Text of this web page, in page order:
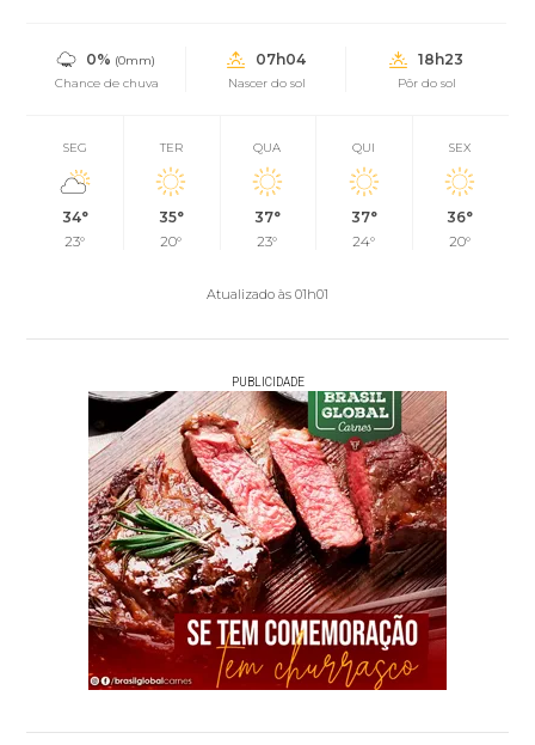
0% (0mm)
Chance de chuva
07h04
Nascer do sol
18h23
Pôr do sol
SEG
34°
23°
TER
35°
20°
QUA
37°
23°
QUI
37°
24°
SEX
36°
20°
Atualizado às 01h01
PUBLICIDADE